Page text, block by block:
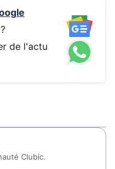
de l'actu
Clubic.